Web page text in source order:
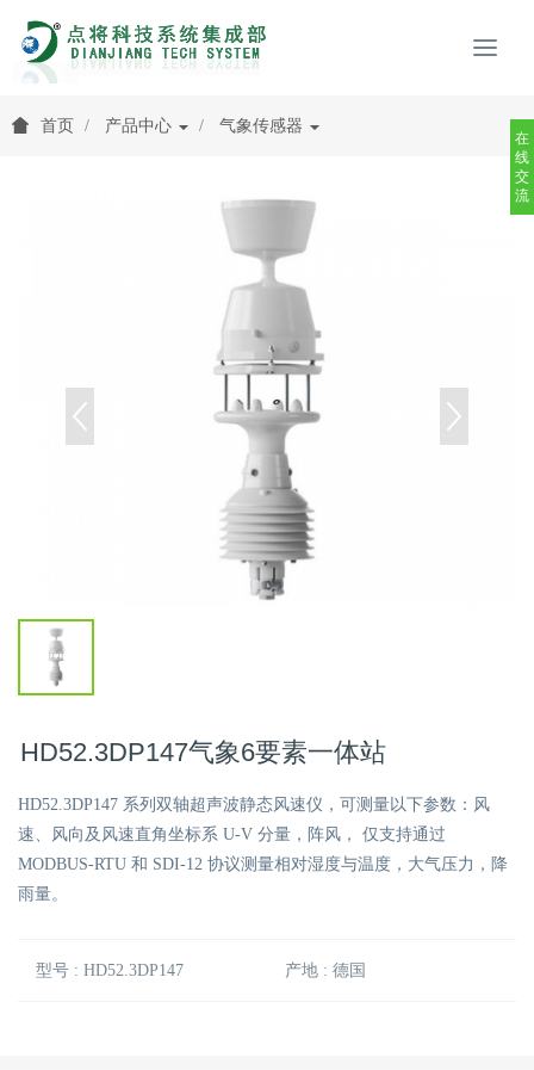
首页 产品中心 气象传感器
HD52.3DP147气象6要素一体站
HD52.3DP147 系列双轴超声波静态风速仪，可测量以下参数：风
速、风向及风速直角坐标系 U-V 分量，阵风， 仅支持通过
MODBUS-RTU 和 SDI-12 协议测量相对湿度与温度，大气压力，降
雨量。
型号 : HD52.3DP147 产地 : 德国
在
线
交
流